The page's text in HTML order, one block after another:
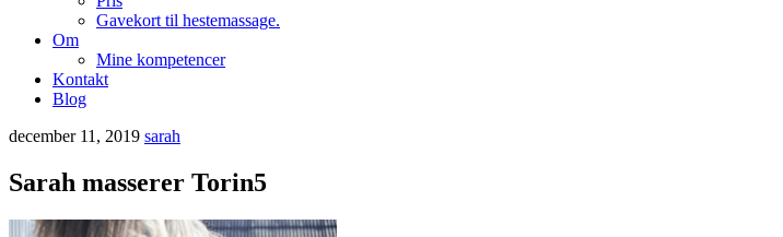
Gavekort til hestemassage.
Om
Mine kompetencer
Kontakt
Blog
december 11, 2019 sarah
Sarah masserer Torin5